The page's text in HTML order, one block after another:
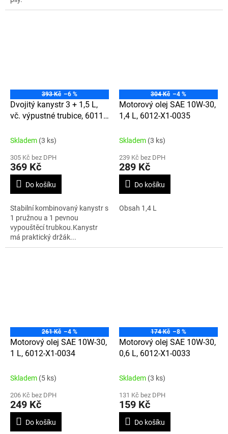
393 Kč –6 %
Dvojitý kanystr 3 + 1,5 L,
vč. výpustné trubice, 6011-
Skladem (3 ks)
305 Kč bez DPH
369 Kč
Do košíku
Stabilní kombinovaný kanystr s
1 pružnou a 1 pevnou
vypouštěcí trubkou.Kanystr
má praktický držák...
304 Kč –4 %
Motorový olej SAE 10W-30,
1,4 L, 6012-X1-0035
Skladem (3 ks)
239 Kč bez DPH
289 Kč
Do košíku
Obsah 1,4 L
261 Kč –4 %
Motorový olej SAE 10W-30,
1 L, 6012-X1-0034
Skladem (5 ks)
206 Kč bez DPH
249 Kč
Do košíku
174 Kč –8 %
Motorový olej SAE 10W-30,
0,6 L, 6012-X1-0033
Skladem (3 ks)
131 Kč bez DPH
159 Kč
Do košíku